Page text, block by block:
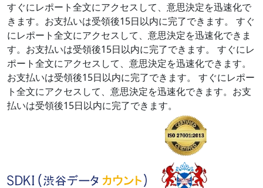
すぐにレポート全文にアクセスして、意思決定を迅速化で
きます。お支払いは受領後15日以内に完了できます。
すぐ
にレポート全文にアクセスして、意思決定を迅速化できま
す。お支払いは受領後15日以内に完了できます。
すぐにレ
ポート全文にアクセスして、意思決定を迅速化できます。
お支払いは受領後15日以内に完了できます。
すぐにレポー
ト全文にアクセスして、意思決定を迅速化できます。お支
払いは受領後15日以内に完了できます。